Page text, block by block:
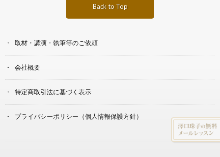
Back to Top
取材・講演・執筆等のご依頼
会社概要
特定商取引法に基づく表示
プライバシーポリシー（個人情報保護方針）